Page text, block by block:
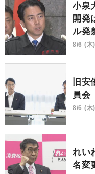
小泉
開発
ル発
8/6 (木
旧
員
8/6 (木
れい
名変